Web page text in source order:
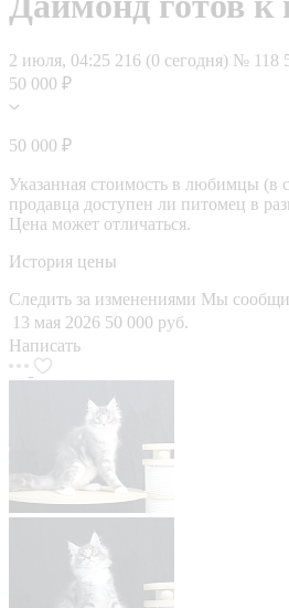
2 июля, 04:25 216 (0 сегодня) № 118
50 000 ₽
50 000 ₽
Указанная стоимость в любимцы (в
продавца доступен ли питомец в
Цена может отличаться.
История цены
Следить за изменениями Мы
13 мая 2026 50 000 руб.
Написать